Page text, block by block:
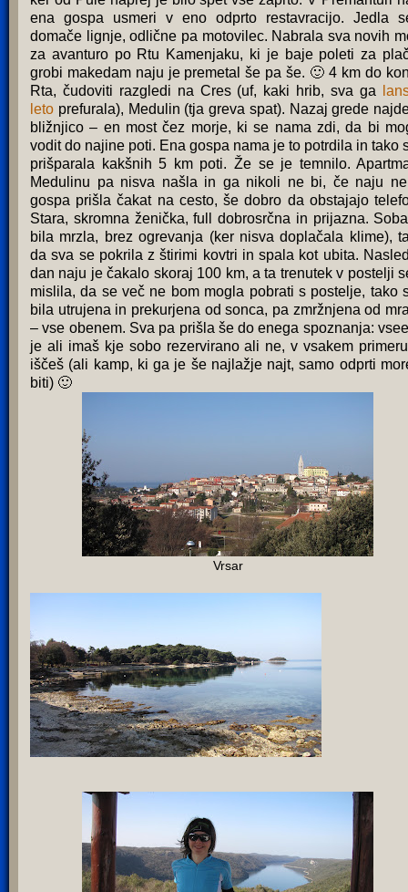
ena gospa usmeri v eno odprto restavracijo. Jedla
domače lignje, odlične pa motovilec. Nabrala sva novih
za avanturo po Rtu Kamenjaku, ki je baje poleti za
grobi makedam naju je premetal še pa še. 🙂 4 km do
Rta, čudoviti razgledi na Cres (uf, kaki hrib, sva ga
leto prefurala), Medulin (tja greva spat). Nazaj grede
bližnjico – en most čez morje, ki se nama zdi, da bi
vodit do najine poti. Ena gospa nama je to potrdila in tako
prišparala kakšnih 5 km poti. Že se je temnilo.
Medulinu pa nisva našla in ga nikoli ne bi, če naju
gospa prišla čakat na cesto, še dobro da obstajajo
Stara, skromna ženička, full dobrosrčna in prijazna.
bila mrzla, brez ogrevanja (ker nisva doplačala klime),
da sva se pokrila z štirimi kovtri in spala kot ubita.
dan naju je čakalo skoraj 100 km, a ta trenutek v postelji
mislila, da se več ne bom mogla pobrati s postelje, tako
bila utrujena in prekurjena od sonca, pa zmržnjena od
– vse obenem. Sva pa prišla še do enega spoznanja:
je ali imaš kje sobo rezervirano ali ne, v vsakem
iščeš (ali kamp, ki ga je še najlažje najt, samo odprti
biti) 🙂
Vrsar